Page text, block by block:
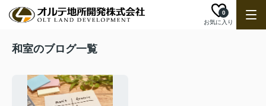
お気に入り
0
和室のブログ一覧